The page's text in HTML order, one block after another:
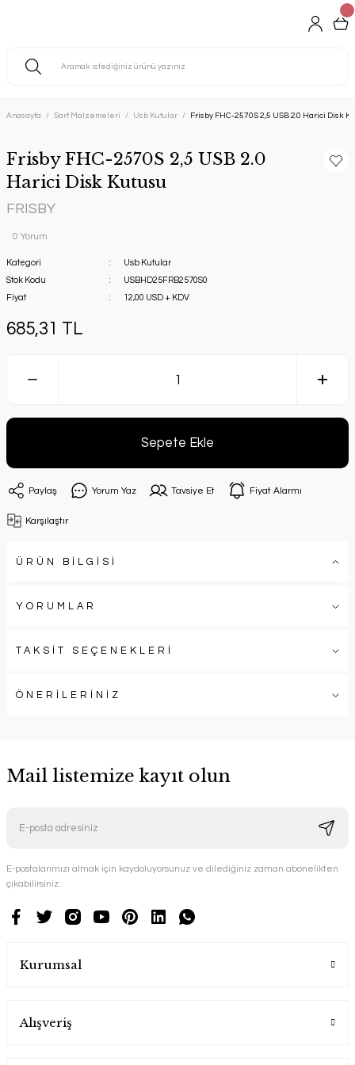
Anasayfa Sarf Malzemeleri Usb Kutular Frisby FHC-2570S 2,5 USB 2.0 Harici Disk
Frisby FHC-2570S 2,5 USB 2.0
Harici Disk Kutusu
FRISBY
0 Yorum
Kategori
Usb Kutular
Stok Kodu
USBHD25FRB2570S0
Fiyat
12,00 USD + KDV
685,31 TL
Sepete Ekle
Paylaş Yorum Yaz Tavsiye Et Fiyat Alarmı
Karşılaştır
ÜRÜN BİLGİSİ
YORUMLAR
TAKSİT SEÇENEKLERİ
ÖNERİLERİNİZ
Mail listemize kayıt olun
E-postalarımızı almak için kaydoluyorsunuz ve dilediğiniz zaman abonelikten
çıkabilirsiniz.
Kurumsal
Alışveriş